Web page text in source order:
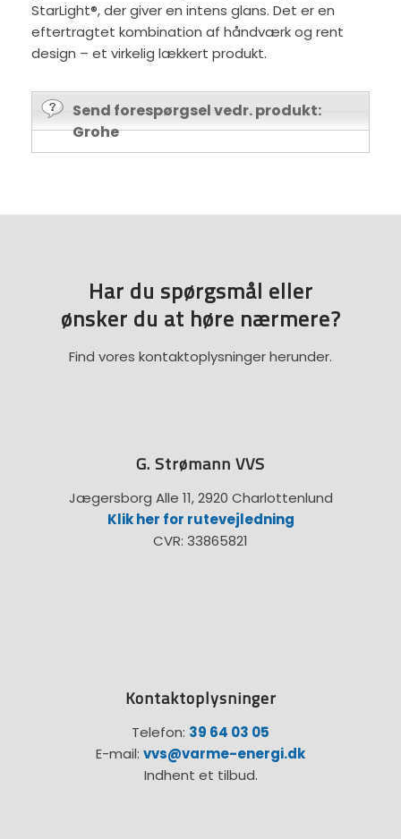
StarLight®, der giver en intens glans. Det er en
eftertragtet kombination af håndværk og rent
design – et virkelig lækkert produkt.
Send forespørgsel vedr. produkt:
Grohe
Har du spørgsmål eller
​ønsker du at høre nærmere?
Find vores kontaktoplysninger herunder.
G. Strømann VVS
Jægersborg Alle 11, 2920 Charlottenlund
Klik her for rutevejledning
CVR: 33865821
Kontaktoplysninger
Telefon: 39 64 03 05
E-mail: vvs@varme-energi.dk
Indhent et tilbud.